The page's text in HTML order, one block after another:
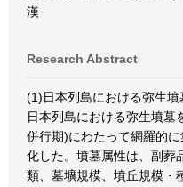
漢
Research Abstract
(1)日本列島における弥生墳
日本列島における弥生墳墓
併行期)にわたって網羅的
化した。墳墓属性は、副葬
類、墓壙規模、墳丘規模・